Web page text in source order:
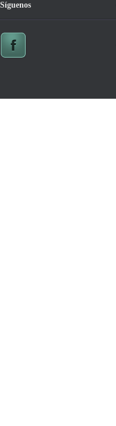
Síguenos